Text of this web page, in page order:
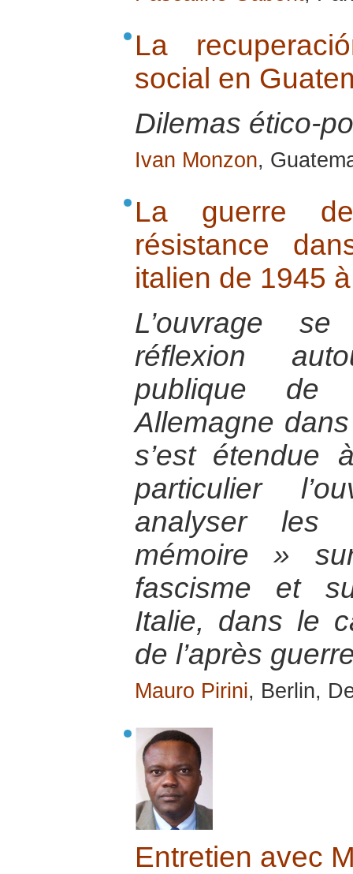
La
social en
Dilemas ético-
Ivan Monzon,
La guerre
résistance
italien de 1945
L’ouvrage
réflexion
publique de
Allemagne
s’est étendue
particulier
analyser
mémoire »
fascisme et
Italie, dans le
de l’après
Mauro Pirini, Berlin,
Entretien avec